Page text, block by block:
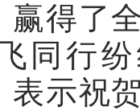
赢得了
同行
表示祝